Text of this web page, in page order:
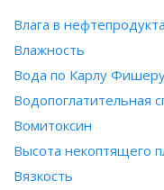
Влага в
Влажность
Вода по Карлу
Водопоглатительная
Вомитоксин
Высота некоптящего
Вязкость